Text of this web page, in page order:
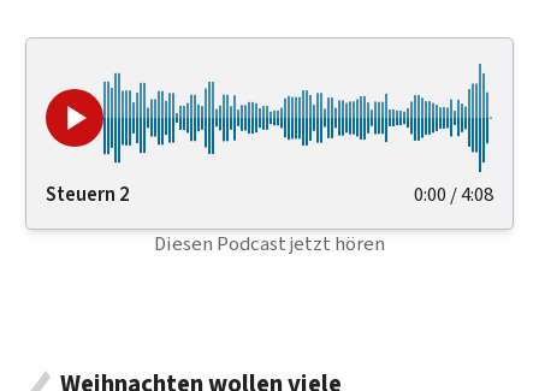
Steuern 2 0:00/4:08
Diesen Podcast jetzt hören
Weihnachten wollen viele